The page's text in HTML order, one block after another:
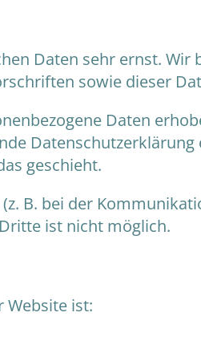
Daten sehr ernst.
sowie dieser
Daten
geschieht.
B. bei der
ist nicht möglich.
Website ist: